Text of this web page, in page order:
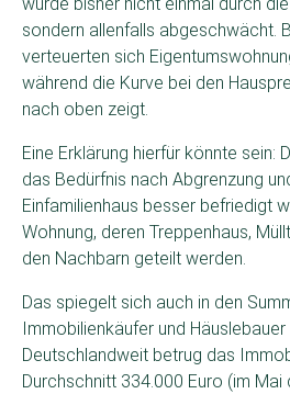
sondern allenfalls abgeschwächt.
verteuerten sich
während die Kurve bei den
nach oben zeigt.
Eine Erklärung hierfür könnte sein:
das Bedürfnis nach Abgrenzung
Einfamilienhaus besser befriedigt
Wohnung, deren Treppenhaus,
den Nachbarn geteilt werden.
Das spiegelt sich auch in den
Immobilienkäufer und
Deutschlandweit betrug das
Durchschnitt 334.000 Euro (im Mai